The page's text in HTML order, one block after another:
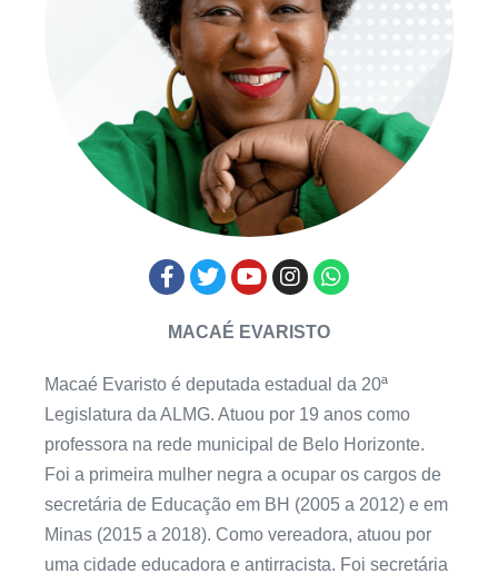
MACAÉ EVARISTO
Macaé Evaristo é deputada estadual da 20ª
Legislatura da ALMG. Atuou por 19 anos como
professora na rede municipal de Belo Horizonte.
Foi a primeira mulher negra a ocupar os cargos de
secretária de Educação em BH (2005 a 2012) e em
Minas (2015 a 2018). Como vereadora, atuou por
uma cidade educadora e antirracista. Foi secretária